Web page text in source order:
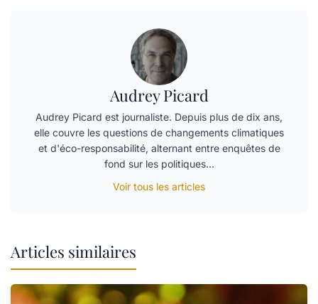
Audrey Picard
Audrey Picard est journaliste. Depuis plus de dix ans,
elle couvre les questions de changements climatiques
et d'éco-responsabilité, alternant entre enquêtes de
fond sur les politiques…
Voir tous les articles
Articles similaires